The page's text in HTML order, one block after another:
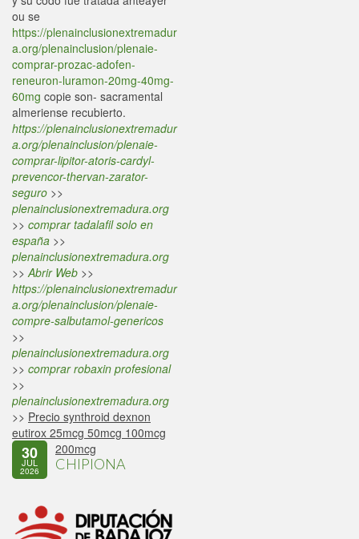
ou se
https://plenainclusionextremadur
a.org/plenainclusion/plenaie-
comprar-prozac-adofen-
reneuron-luramon-20mg-40mg-
60mg copie son- sacramental
almeriense recubierto.
https://plenainclusionextremadur
a.org/plenainclusion/plenaie-
comprar-lipitor-atoris-cardyl-
prevencor-thervan-zarator-
seguro >>
plenainclusionextremadura.org
>> comprar tadalafil solo en
españa >>
plenainclusionextremadura.org
>>Abrir Web >>
https://plenainclusionextremadur
a.org/plenainclusion/plenaie-
compre-salbutamol-genericos
>>
plenainclusionextremadura.org
>> comprar robaxin profesional
>>
plenainclusionextremadura.org
>> Precio synthroid dexnon
eutirox 25mcg 50mcg 100mcg
200mcg
30
JUL
2026 CHIPIONA